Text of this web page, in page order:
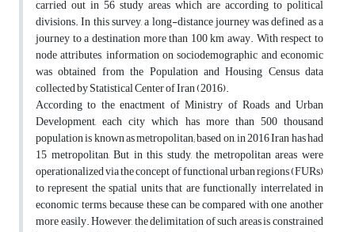
carried out in 56 study areas which are according to political
divisions. In this survey, a long-distance journey was defined as a
journey to a destination more than 100 km away. With respect to
node attributes, information on sociodemographic and economic
was obtained from the Population and Housing Census data
collected by Statistical Center of Iran (2016).
According to the enactment of Ministry of Roads and Urban
Development, each city which has more than 500 thousand
population is known as metropolitan; based on, in 2016 Iran has had
15 metropolitan, But in this study, the metropolitan areas were
operationalized via the concept of functional urban regions (FURs)
to represent the spatial units that are functionally interrelated in
economic terms, because these can be compared with one another
more easily. However, the delimitation of such areas is constrained